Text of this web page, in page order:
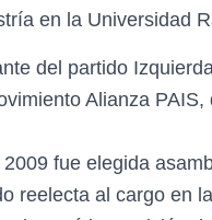
en la Universidad
del partido
Alianza
fue elegida
reelecta al cargo en